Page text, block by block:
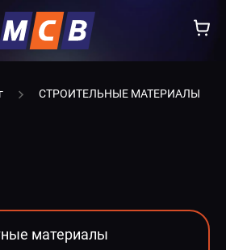
СТРОИТЕЛЬНЫЕ МАТЕРИАЛЫ
материалы